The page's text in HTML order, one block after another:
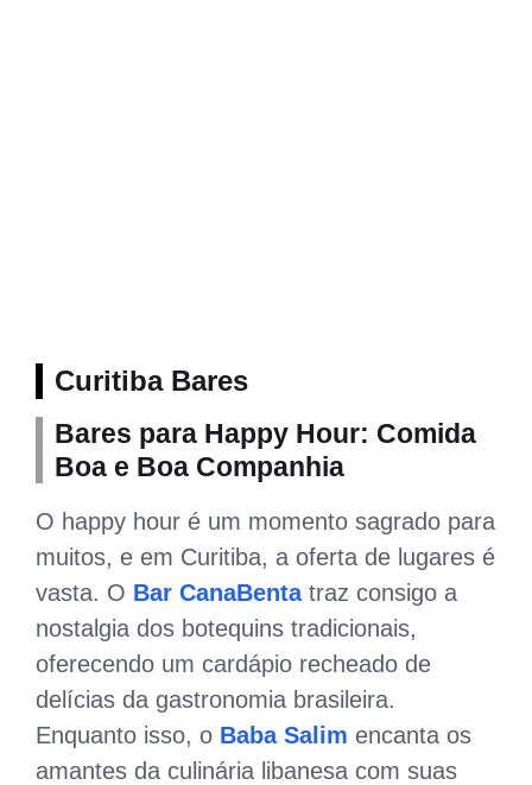
Curitiba Bares
Bares para Happy Hour: Comida
Boa e Boa Companhia
O happy hour é um momento sagrado para
muitos, e em Curitiba, a oferta de lugares é
vasta. O Bar CanaBentatraz consigo a
nostalgia dos botequins tradicionais,
oferecendo um cardápio recheado de
delícias da gastronomia brasileira.
Enquanto isso, o Baba Salim encanta os
amantes da culinária libanesa com suas